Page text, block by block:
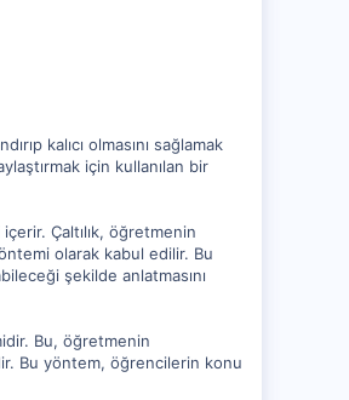
kalıcı olmasını sağlamak
için kullanılan bir
Çaltılık, öğretmenin
olarak kabul edilir. Bu
şekilde anlatmasını
Bu, öğretmenin
Bu yöntem, öğrencilerin konu